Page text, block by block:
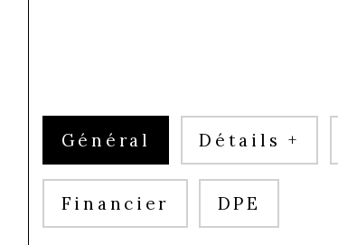
Général Détails +
Financier DPE